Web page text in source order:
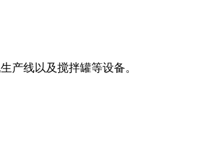
产线以及搅拌罐等设备。